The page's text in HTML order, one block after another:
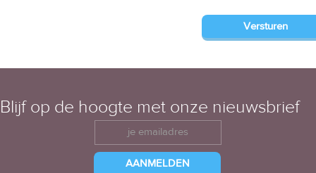
Blijf op de hoogte met onze nieuwsbrief